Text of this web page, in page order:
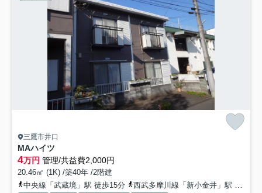
三鷹市井口
MAハイツ
4万円 管理/共益費2,000円
20.46㎡ (1K) /築40年 /2階建
中央線「武蔵境」駅 徒歩15分
西武多摩川線「新小金井」駅 徒歩29分